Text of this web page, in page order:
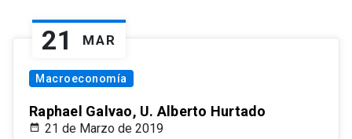
21 MAR
Macroeconomía
Raphael Galvao, U. Alberto Hurtado
21 de Marzo de 2019